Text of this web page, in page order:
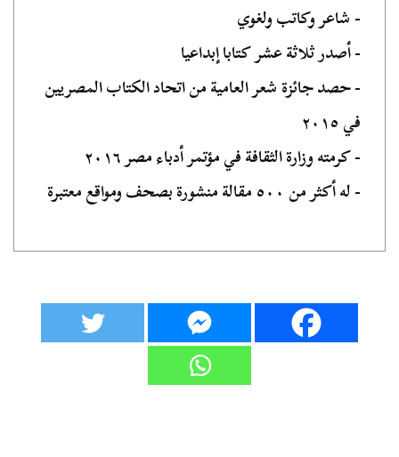
- شاعر وكاتب ولغوي
- أصدر ثلاثة عشر كتابا إبداعيا
- حصد جائزة شعر العامية من اتحاد الكتاب المصريين
في ٢٠١٥
- كرمته وزارة الثقافة في مؤتمر أدباء مصر ٢٠١٦
- له أكثر من ٥٠٠ مقالة منشورة بصحف ومواقع معتبرة